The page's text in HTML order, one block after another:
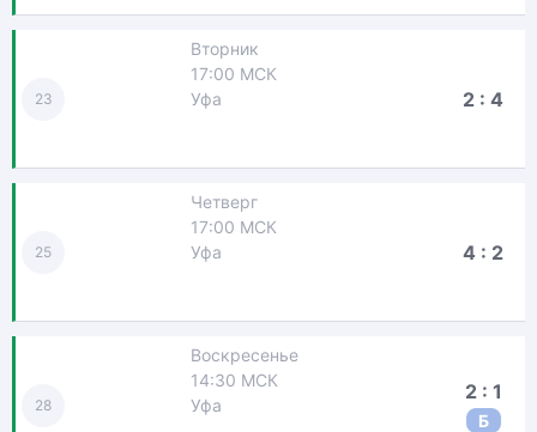
23
Вторник
17:00 МСК
Уфа
2 : 4
25
Четверг
17:00 МСК
Уфа
4 : 2
28
Воскресенье
14:30 МСК
Уфа
2 : 1
Б